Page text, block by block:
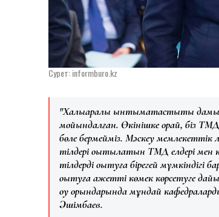
Сурет: informburo.kz
"Халықаралық ынтымақтастықты
мойындалған. Өкінішке орай, біз ТМД
бөле бермейміз. Мәскеу мемлекеттік
тілдері оқытылатын ТМД елдері мен
тілдерді оқытуғабірегей мүмкіндігі
оқытуға қажетті көмек көрсетуге
оқу орындарында мұндай
Әшімбаев.